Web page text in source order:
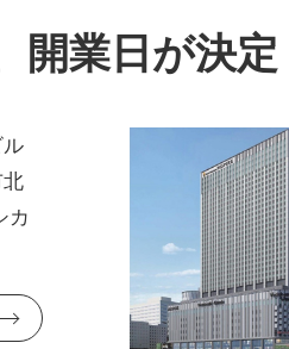
開業日が決定
カ